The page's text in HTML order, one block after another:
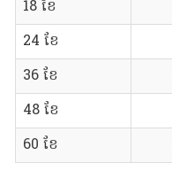
18 ខែ
24 ខែ
36 ខែ
48 ខែ
60 ខែ